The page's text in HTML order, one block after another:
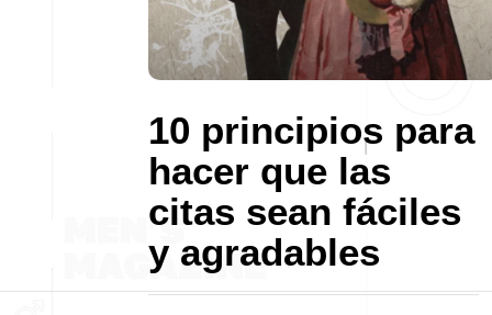
10 principios para
hacer que las
citas sean fáciles
y agradables